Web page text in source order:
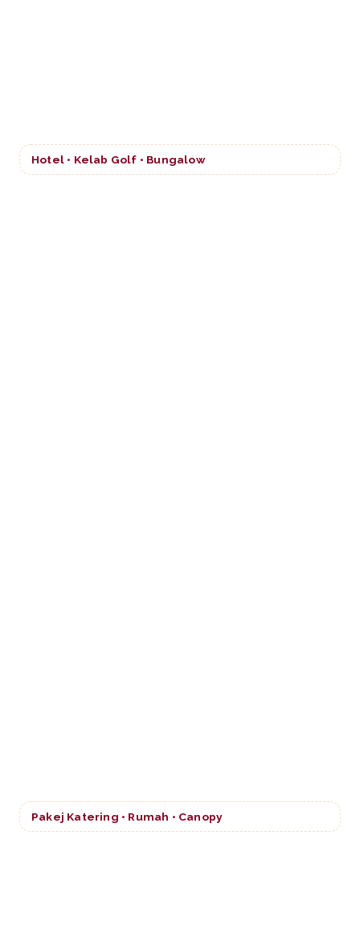
Hotel • Kelab Golf • Bungalow
Pakej Katering • Rumah • Canopy